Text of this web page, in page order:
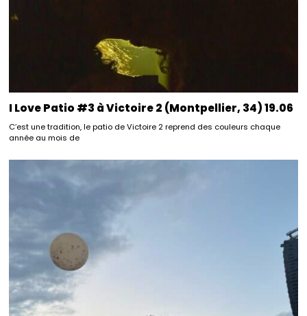
I Love Patio #3 à Victoire 2 (Montpellier, 34) 19.06
C’est une tradition, le patio de Victoire 2 reprend des couleurs chaque
année au mois de